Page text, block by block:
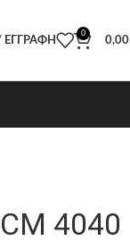
ΕΓΓΡΑΦΉ
0
4040